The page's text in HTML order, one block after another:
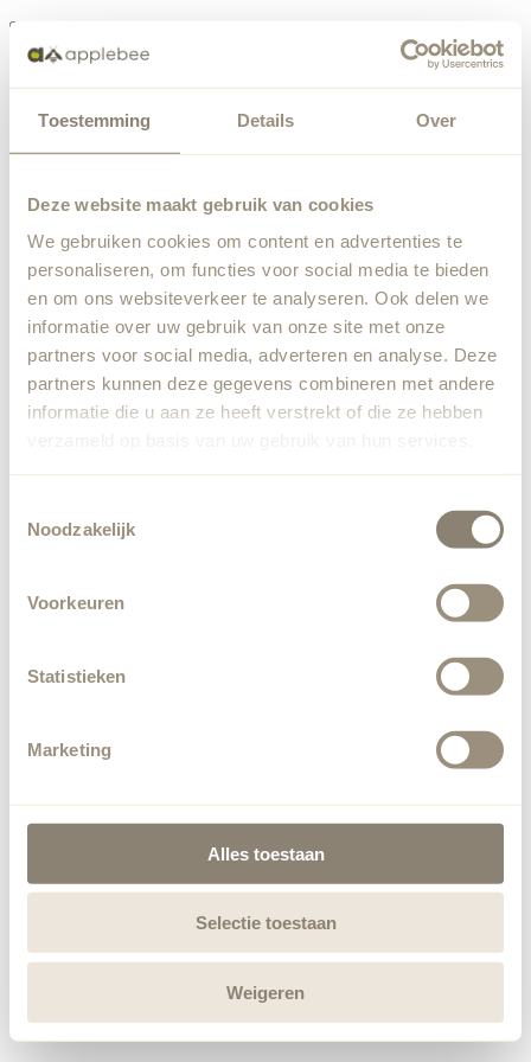
Toestemming Details Over
Deze website maakt gebruik van cookies
We gebruiken cookies om content en advertenties te
personaliseren, om functies voor social media te bieden
en om ons websiteverkeer te analyseren. Ook delen we
informatie over uw gebruik van onze site met onze
partners voor social media, adverteren en analyse. Deze
partners kunnen deze gegevens combineren met andere
informatie die u aan ze heeft verstrekt of die ze hebben
verzameld op basis van uw gebruik van hun services.
Noodzakelijk
Voorkeuren
Statistieken
Marketing
Alles toestaan
Selectie toestaan
Weigeren
Something went wrong
been notified.
Back to home